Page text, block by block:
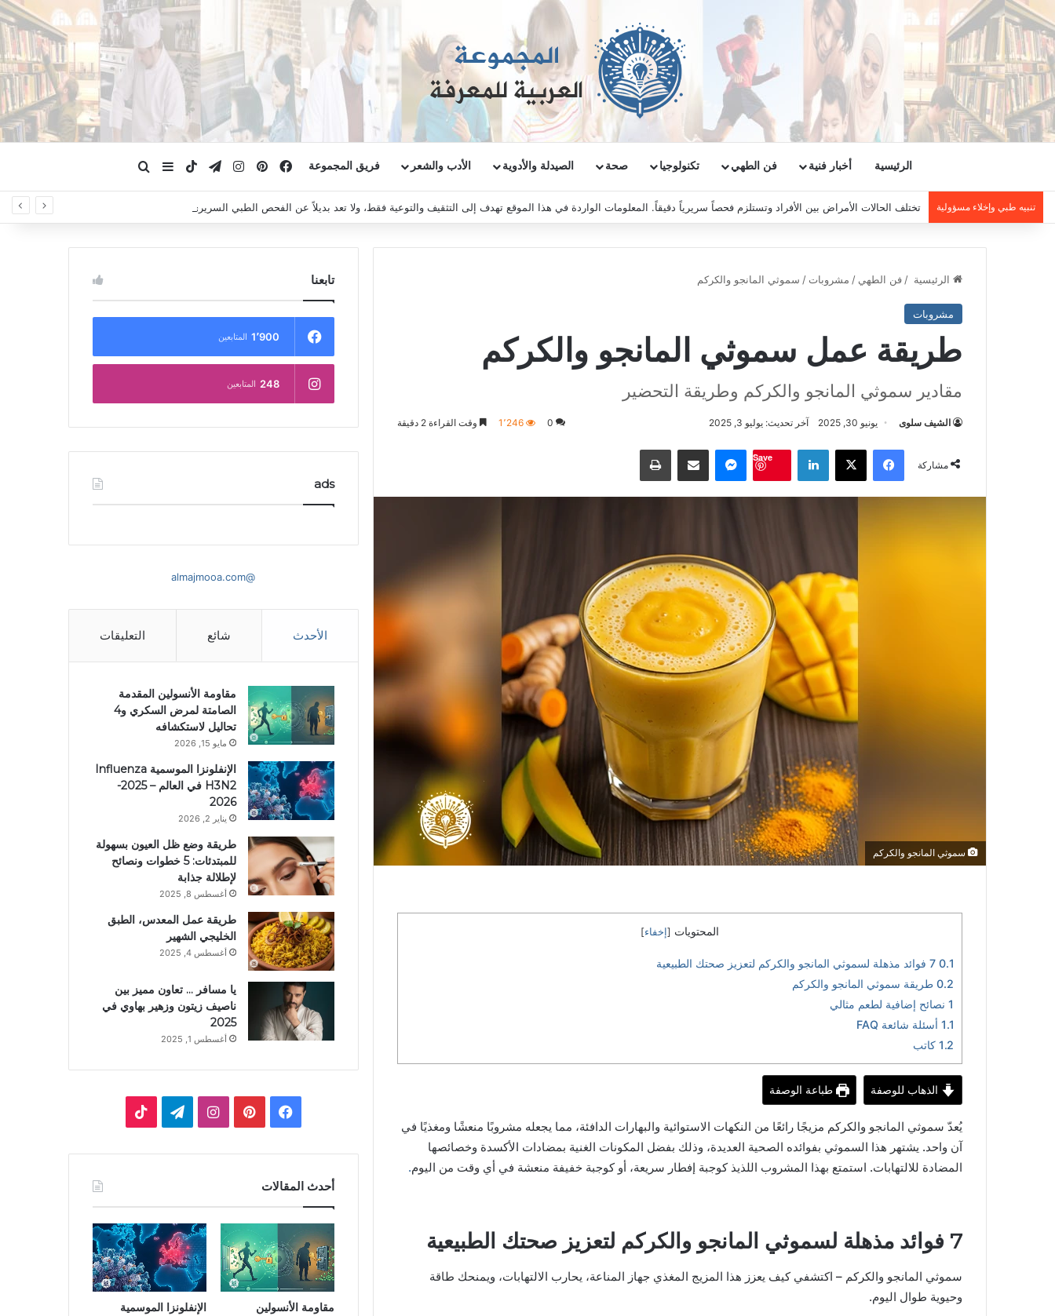
الرئيسية أخبار فنية فن الطهي تكنولوجيا صحة الصيدلة والأدوية الأدب والشعر فريق المجموعة فيسبوكبينتيريست
انستقرام
تيلقرام ‫TikTokإضافة عمود جانبي
ابحث عن
تنبيه طبي وإخلاء مسؤولية تختلف الحالات الأمراض بين الأفراد وتستلزم فحصاً سريرياً دقيقاً. المعلومات الواردة في هذا الموقع تهدف إلى التثقيف والتوعية فقط، ولا تعد بديلاً عن الفحص الطبي السريري، دائمًا استشر الطبيب.
الرئيسية / فن الطهي / مشروبات / سموثي المانجو والكركم
مشروبات
طريقة عمل سموثي المانجو والكركم
مقادير سموثي المانجو والكركم وطريقة التحضير
الشيف سلوى يونيو 30, 2025 آخر تحديث: يوليو 3, 2025 0 1٬246 وقت القراءة 2 دقيقة
مشاركة
فيسبوك ‫X لينكدإن
Save
ماسنجر مشاكة بواسطة البريد الالكترونيطباعة
سموثي المانجو والكركم
المحتويات [ إخفاء]
0.1
0.2 طريقة سموثي المانجو والكركم
1 نصائح إضافية لطعم مثالي
1.1 أسئلة شائعة FAQ
1.2 كاتب
الذهاب للوصفة طباعة الوصفة
يُعدّ سموثي المانجو والكركم مزيجًا رائعًا من النكهات الاستوائية والبهارات الدافئة، مما يجعله مشروبًا منعشًا ومغذيًا في
آن واحد. يشتهر هذا السموثي بفوائده الصحية العديدة، وذلك بفضل المكونات الغنية بمضادات الأكسدة وخصائصها
المضادة للالتهابات. استمتع بهذا المشروب اللذيذ كوجبة إفطار سريعة، أو كوجبة خفيفة منعشة في أي وقت من اليوم.
7 فوائد مذهلة لسموثي المانجو والكركم لتعزيز صحتك الطبيعية
سموثي المانجو والكركم – اكتشفي كيف يعزز هذا المزيج المغذي جهاز المناعة، يحارب الالتهابات، ويمنحك طاقة
وحيوية طوال اليوم.
تابعنا
1٬900 المتابعين
248 المتابعين
ads
@almajmooa.com
الأحدث شائع التعليقات
مقاومة الأنسولين المقدمة
الصامتة لمرض السكري و4
تحاليل لاستكشافه
مايو 15, 2026
الإنفلونزا الموسمية Influenza
H3N2 في العالم – 2025-
2026
يناير 2, 2026
طريقة وضع ظل العيون بسهولة
للمبتدئات: 5 خطوات ونصائح
لإطلالة جذابة
أغسطس 8, 2025
طريقة عمل المعدس، الطبق
الخليجي الشهير
أغسطس 4, 2025
يا مسافر … تعاون مميز بين
ناصيف زيتون وزهير بهاوي في
2025
أغسطس 1, 2025
فيسبوكبينتيريستانستقرامتيلقرام
أحدث المقالات
مقاومة الأنسولين
الإنفلونزا الموسمية